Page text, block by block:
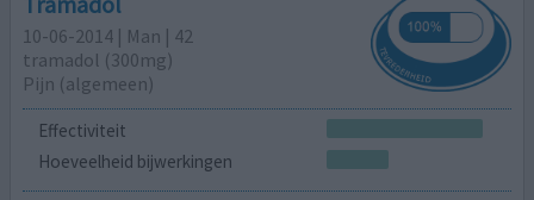
10-06-2014 | Man | 42
tramadol (300mg)
Pijn (algemeen)
Effectiviteit
Hoeveelheid bijwerkingen